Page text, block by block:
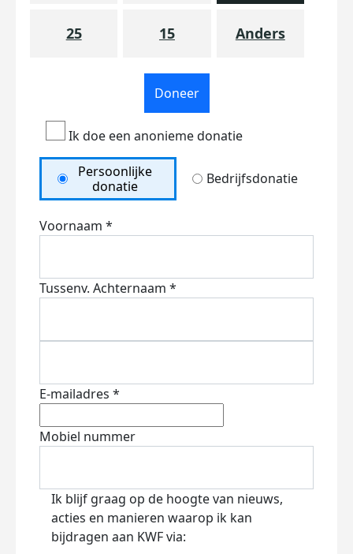
25 15 Anders
Doneer
Ik doe een anonieme donatie
Persoonlijke
donatie
Bedrijfsdonatie
Voornaam *
Tussenv. Achternaam *
E-mailadres *
Mobiel nummer
Ik blijf graag op de hoogte van nieuws,
acties en manieren waarop ik kan
bijdragen aan KWF via: